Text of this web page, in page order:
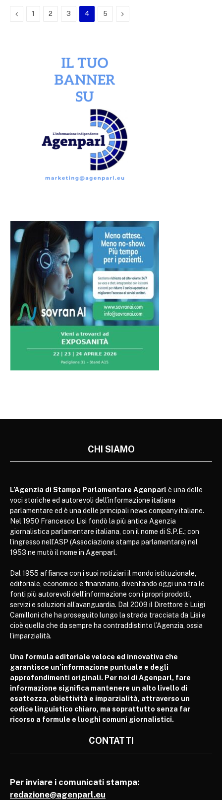
Previous
1 2 3 4 5 Next
CHI SIAMO
L’Agenzia di Stampa Parlamentare Agenparl è una delle
voci storiche ed autorevoli dell’informazione italiana
parlamentare ed è una delle principali news company italiane.
Nel 1950 Francesco Lisi fondò la più antica Agenzia
giornalistica parlamentare italiana, con il nome di S.P.E.; con
l’ingresso nell’ASP (Associazione stampa parlamentare) nel
1953 ne mutò il nome in Agenparl.
Dal 1955 affianca con i suoi notiziari il mondo istituzionale,
editoriale, economico e finanziario, diventando oggi una tra le
fonti più autorevoli dell’informazione con i propri prodotti,
servizi e soluzioni all’avanguardia. Dal 2009 il Direttore è Luigi
Camilloni che ha proseguito lungo la strada tracciata da Lisi e
cioè quella che da sempre ha contraddistinto l’Agenzia, ossia
l’imparzialità.
Una formula editoriale veloce ed innovativa che
garantisce un’informazione puntuale e degli
approfondimenti originali. Per noi di Agenparl, fare
informazione significa mantenere un alto livello di
esattezza, obiettività e imparzialità, attraverso un
codice linguistico chiaro, ma soprattutto senza far
ricorso a formule e luoghi comuni giornalistici.
CONTATTI
Per inviare i comunicati stampa:
redazione@agenparl.eu